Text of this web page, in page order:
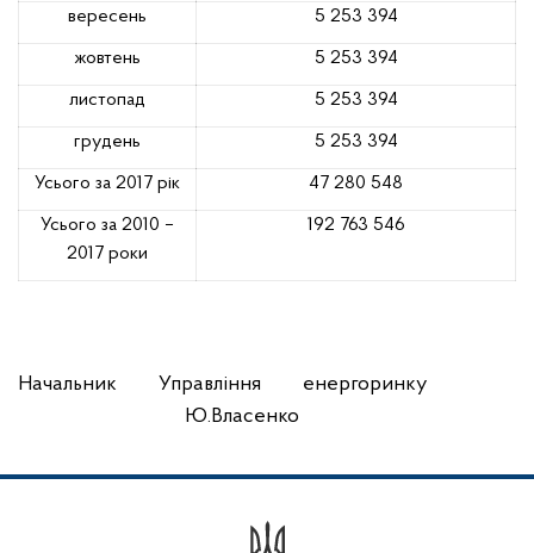
вересень 5 253 394
жовтень 5 253 394
листопад 5 253 394
грудень 5 253 394
Усього за 2017 рік 47 280 548
Усього за 2010 –
2017 роки
192 763 546
Начальник Управління енергоринку
Ю.Власенко